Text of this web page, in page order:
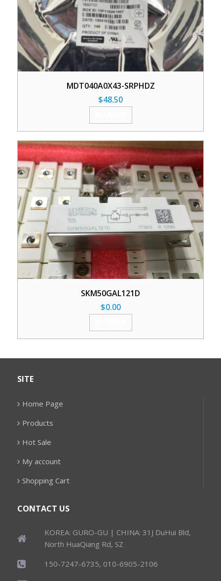
MDT040A0X43-SRPHDZ
$48.50
SKM50GAL121D
$0.00
SITE
Home Page
Products
Hot Sale
My account
Shopping Cart
CONTACT US
KOREA: GURO-GU | CHINA: 31J DuHui Bld,
North HuaQiang Rd, SZ
150-7247-6735, 010-6905-2106